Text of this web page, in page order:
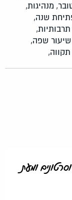
מנהיגות,
שנה,
שיעור שפה,
תקווה,
ומעת